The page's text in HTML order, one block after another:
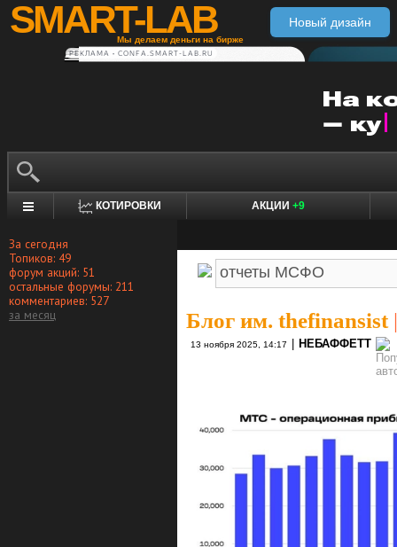
SMART-LAB
Мы делаем деньги на бирже
Новый дизайн
РЕКЛАМА • CONFA.SMART-LAB.RU
КОТИРОВКИ АКЦИИ +9
За сегодня
Топиков: 49
форум акций: 51
остальные форумы: 211
комментариев: 527
за месяц
Блог им. thefinansist|
13 ноября 2025, 14:17 НЕБАФФЕТТ